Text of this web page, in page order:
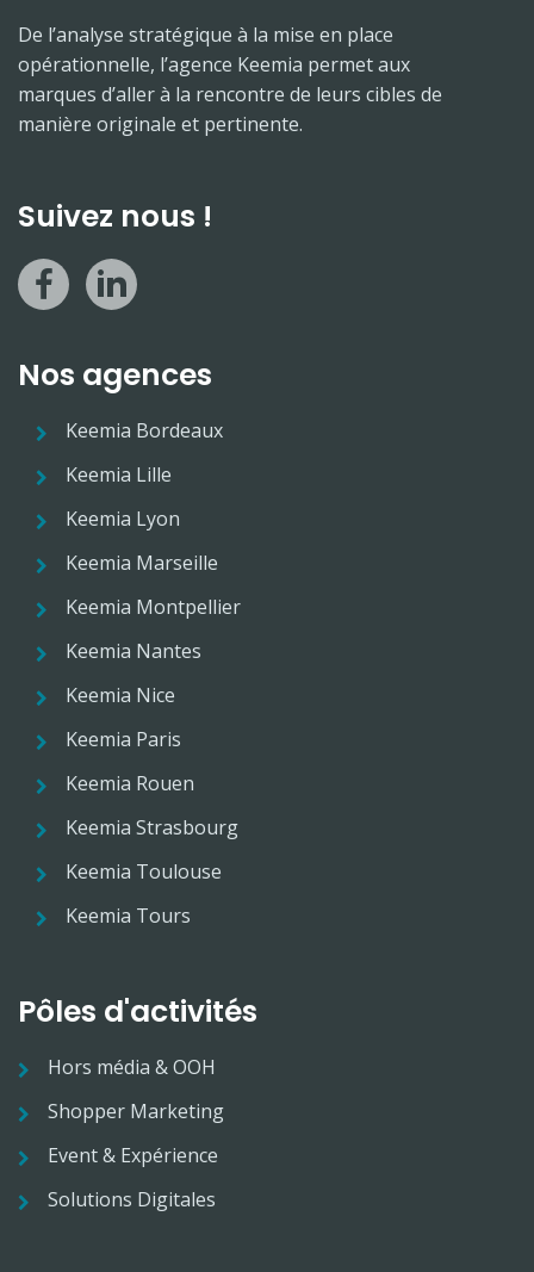
De l’analyse stratégique à la mise en place
opérationnelle, l’agence Keemia permet aux
marques d’aller à la rencontre de leurs cibles de
manière originale et pertinente.
Suivez nous !
Nos agences
Keemia Bordeaux
Keemia Lille
Keemia Lyon
Keemia Marseille
Keemia Montpellier
Keemia Nantes
Keemia Nice
Keemia Paris
Keemia Rouen
Keemia Strasbourg
Keemia Toulouse
Keemia Tours
Pôles d'activités
Hors média & OOH
Shopper Marketing
Event & Expérience
Solutions Digitales